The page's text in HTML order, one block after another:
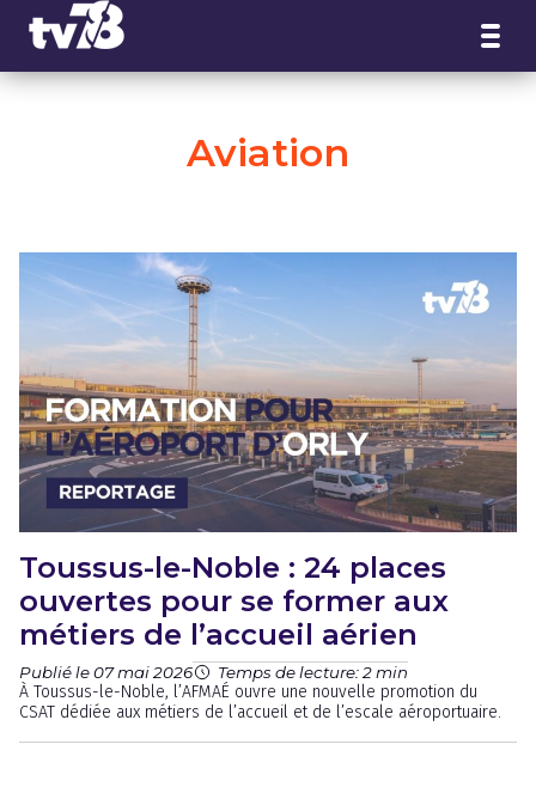
Aviation
Toussus-le-Noble : 24 places
ouvertes pour se former aux
métiers de l’accueil aérien
Publié le 07 mai 2026 Temps de lecture: 2 min
À Toussus-le-Noble, l’AFMAÉ ouvre une nouvelle promotion du
CSAT dédiée aux métiers de l’accueil et de l’escale aéroportuaire.
Panneau de gestion des cookies